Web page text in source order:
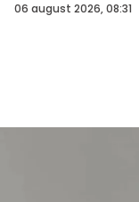
06 august 2026, 08:31